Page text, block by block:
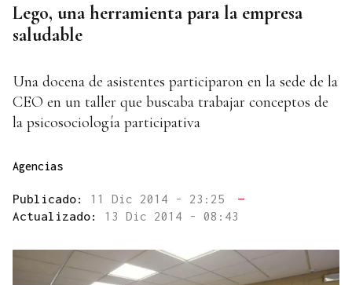
Lego, una herramienta para la empresa
saludable
Una docena de asistentes participaron en la sede de la
CEO en un taller que buscaba trabajar conceptos de
la psicosociología participativa
Agencias
Publicado: 11 Dic 2014 - 23:25
—
Actualizado: 13 Dic 2014 - 08:43